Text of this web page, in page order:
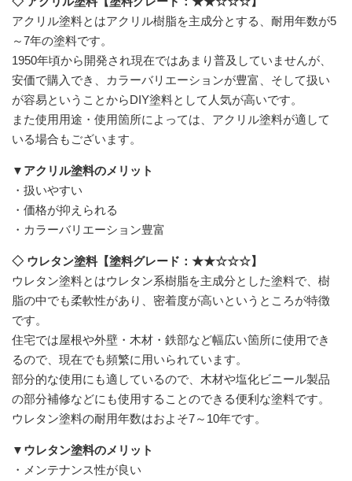
アクリル塗料とはアクリル樹脂を主成分とする、耐用年数が5
～7年の塗料です。
1950年頃から開発され現在ではあまり普及していませんが、
安価で購入でき、カラーバリエーションが豊富、そして扱い
が容易ということからDIY塗料として人気が高いです。
また使用用途・使用箇所によっては、アクリル塗料が適して
いる場合もございます。
▼アクリル塗料のメリット
・扱いやすい
・価格が抑えられる
・カラーバリエーション豊富
◇ ウレタン塗料【塗料グレード：★★☆☆☆】
ウレタン塗料とはウレタン系樹脂を主成分とした塗料で、樹
脂の中でも柔軟性があり、密着度が高いというところが特徴
です。
住宅では屋根や外壁・木材・鉄部など幅広い箇所に使用でき
るので、現在でも頻繁に用いられています。
部分的な使用にも適しているので、木材や塩化ビニール製品
の部分補修などにも使用することのできる便利な塗料です。
ウレタン塗料の耐用年数はおよそ7～10年です。
▼ウレタン塗料のメリット
・メンテナンス性が良い